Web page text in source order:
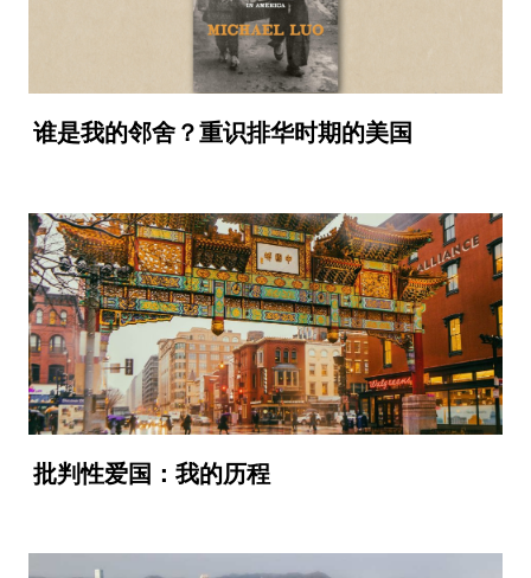
谁是我的邻舍？重识排华时期的美国
批判性爱国：我的历程